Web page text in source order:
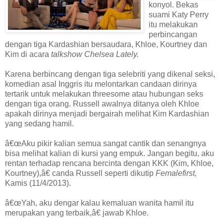
konyol. Bekas
suami Katy Perry
itu melakukan
perbincangan
dengan tiga Kardashian bersaudara, Khloe, Kourtney dan
Kim di acara talkshow Chelsea Lately.
Karena berbincang dengan tiga selebriti yang dikenal seksi,
komedian asal Inggris itu melontarkan candaan dirinya
tertarik untuk melakukan threesome atau hubungan seks
dengan tiga orang. Russell awalnya ditanya oleh Khloe
apakah dirinya menjadi bergairah melihat Kim Kardashian
yang sedang hamil.
â€œAku pikir kalian semua sangat cantik dan senangnya
bisa melihat kalian di kursi yang empuk. Jangan begitu, aku
rentan terhadap rencana bercinta dengan KKK (Kim, Khloe,
Kourtney),â€ canda Russell seperti dikutip Femalefirst,
Kamis (11/4/2013).
â€œYah, aku dengar kalau kemaluan wanita hamil itu
merupakan yang terbaik,â€ jawab Khloe.